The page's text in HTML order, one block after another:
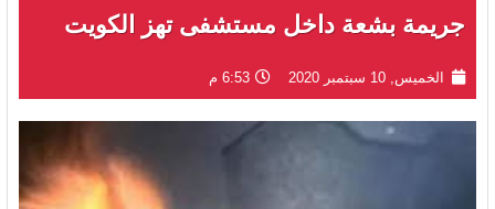
جريمة بشعة داخل مستشفى تهز الكويت
الخميس, 10 سبتمبر 2020 6:53 م